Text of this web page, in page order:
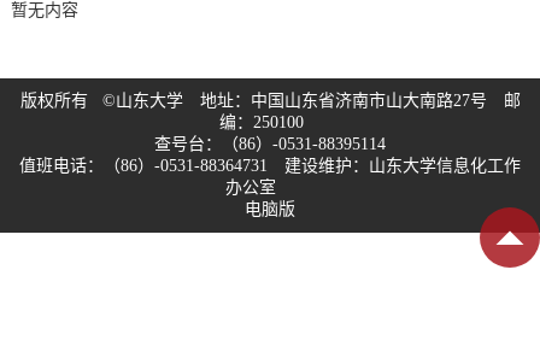
暂无内容
版权所有 ©山东大学 地址：中国山东省济南市山大南路27号 邮
编：250100
查号台：（86）-0531-88395114
值班电话：（86）-0531-88364731 建设维护：山东大学信息化工作
办公室
电脑版